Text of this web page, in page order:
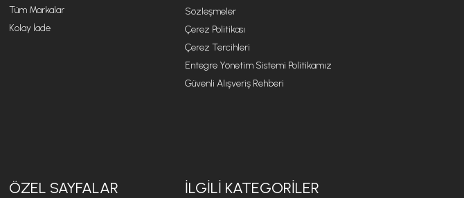
Tüm Markalar
Kolay İade
Sözleşmeler
Çerez Politikası
Çerez Tercihleri
Entegre Yönetim Sistemi Politikamız
Güvenli Alışveriş Rehberi
ÖZEL SAYFALAR İLGILI KATEGORILER